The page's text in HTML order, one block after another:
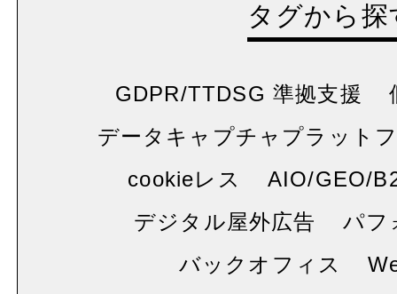
タグから探
GDPR/TTDSG 準拠支援
データキャプチャプラット
cookieレス
AIO/GEO/
デジタル屋外広告
パフ
バックオフィス